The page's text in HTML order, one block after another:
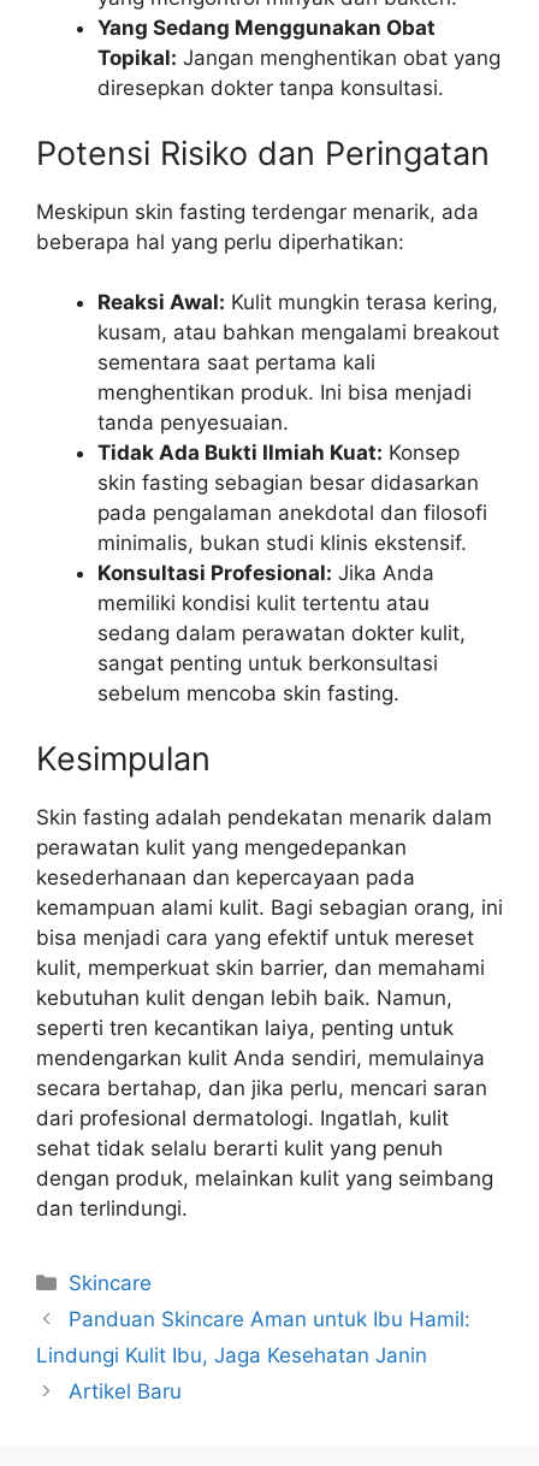
Yang Sedang Menggunakan Obat
Topikal: Jangan menghentikan obat yang
diresepkan dokter tanpa konsultasi.
Potensi Risiko dan Peringatan
Meskipun skin fasting terdengar menarik, ada
beberapa hal yang perlu diperhatikan:
Reaksi Awal: Kulit mungkin terasa kering,
kusam, atau bahkan mengalami breakout
sementara saat pertama kali
menghentikan produk. Ini bisa menjadi
tanda penyesuaian.
Tidak Ada Bukti Ilmiah Kuat: Konsep
skin fasting sebagian besar didasarkan
pada pengalaman anekdotal dan filosofi
minimalis, bukan studi klinis ekstensif.
Konsultasi Profesional: Jika Anda
memiliki kondisi kulit tertentu atau
sedang dalam perawatan dokter kulit,
sangat penting untuk berkonsultasi
sebelum mencoba skin fasting.
Kesimpulan
Skin fasting adalah pendekatan menarik dalam
perawatan kulit yang mengedepankan
kesederhanaan dan kepercayaan pada
kemampuan alami kulit. Bagi sebagian orang, ini
bisa menjadi cara yang efektif untuk mereset
kulit, memperkuat skin barrier, dan memahami
kebutuhan kulit dengan lebih baik. Namun,
seperti tren kecantikan laiya, penting untuk
mendengarkan kulit Anda sendiri, memulainya
secara bertahap, dan jika perlu, mencari saran
dari profesional dermatologi. Ingatlah, kulit
sehat tidak selalu berarti kulit yang penuh
dengan produk, melainkan kulit yang seimbang
dan terlindungi.
Kategori
Skincare
Panduan Skincare Aman untuk Ibu Hamil:
Lindungi Kulit Ibu, Jaga Kesehatan Janin
Artikel Baru